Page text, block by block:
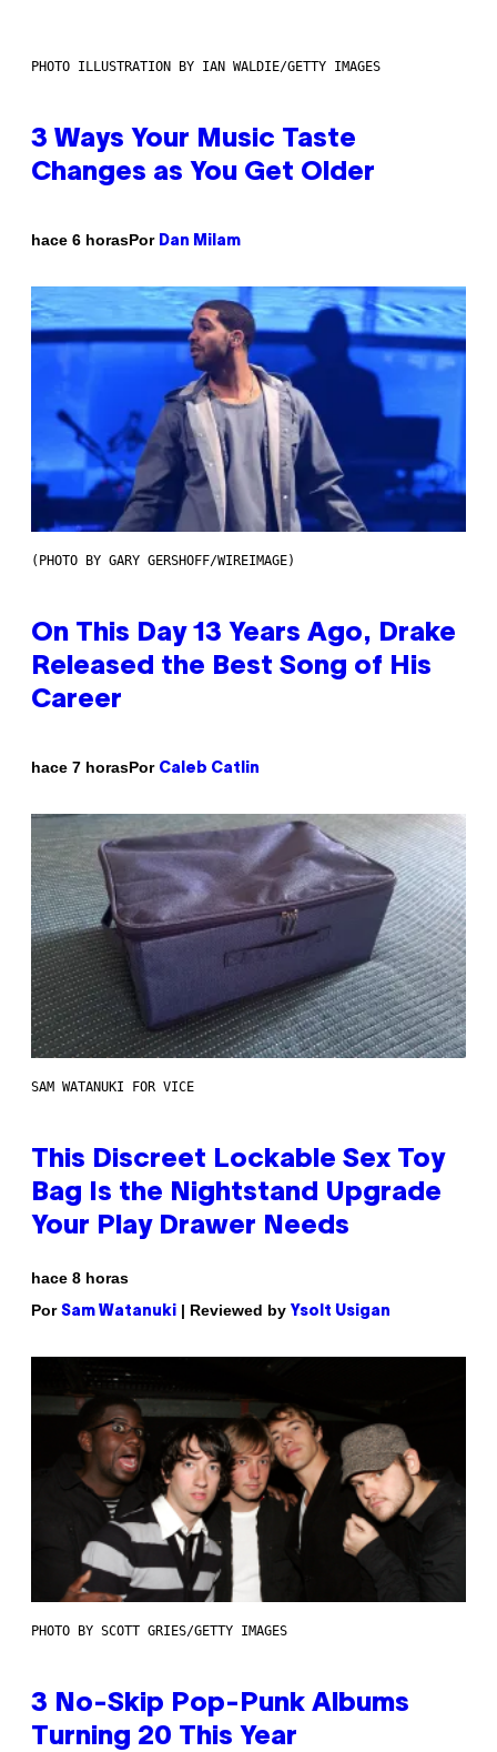
PHOTO ILLUSTRATION BY IAN WALDIE/GETTY IMAGES
3 Ways Your Music Taste
Changes as You Get Older
hace 6 horasPor Dan Milam
(PHOTO BY GARY GERSHOFF/WIREIMAGE)
On This Day 13 Years Ago, Drake
Released the Best Song of His
Career
hace 7 horasPor Caleb Catlin
SAM WATANUKI FOR VICE
This Discreet Lockable Sex Toy
Bag Is the Nightstand Upgrade
Your Play Drawer Needs
hace 8 horas
Por Sam Watanuki | Reviewed by Ysolt Usigan
PHOTO BY SCOTT GRIES/GETTY IMAGES
3 No-Skip Pop-Punk Albums
Turning 20 This Year